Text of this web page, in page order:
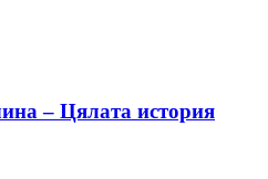
– Цялата история